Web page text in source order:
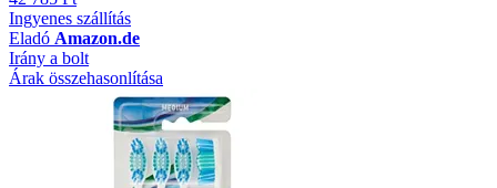
Ingyenes szállítás
Eladó Amazon.de
Irány a bolt
Árak összehasonlítása